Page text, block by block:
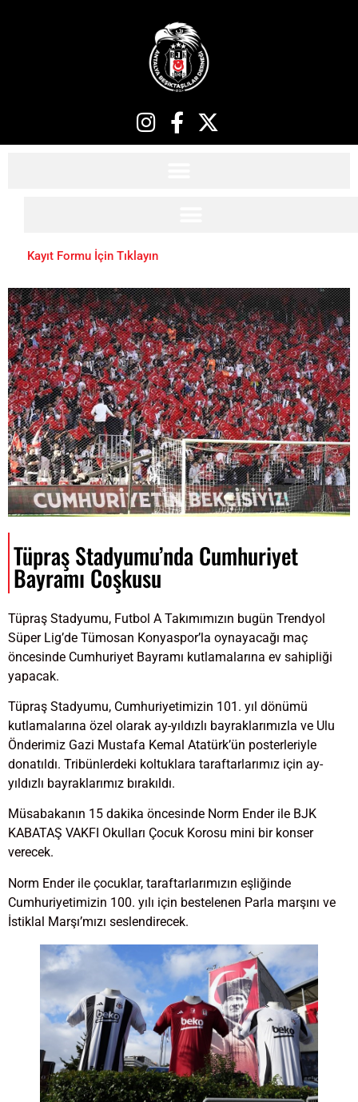
Kayıt Formu İçin Tıklayın
Tüpraş Stadyumu’nda Cumhuriyet
Bayramı Coşkusu
Tüpraş Stadyumu, Futbol A Takımımızın bugün Trendyol
Süper Lig’de Tümosan Konyaspor’la oynayacağı maç
öncesinde Cumhuriyet Bayramı kutlamalarına ev sahipliği
yapacak.
Tüpraş Stadyumu, Cumhuriyetimizin 101. yıl dönümü
kutlamalarına özel olarak ay-yıldızlı bayraklarımızla ve Ulu
Önderimiz Gazi Mustafa Kemal Atatürk’ün posterleriyle
donatıldı. Tribünlerdeki koltuklara taraftarlarımız için ay-
yıldızlı bayraklarımız bırakıldı.
Müsabakanın 15 dakika öncesinde Norm Ender ile BJK
KABATAŞ VAKFI Okulları Çocuk Korosu mini bir konser
verecek.
Norm Ender ile çocuklar, taraftarlarımızın eşliğinde
Cumhuriyetimizin 100. yılı için bestelenen Parla marşını ve
İstiklal Marşı’mızı seslendirecek.